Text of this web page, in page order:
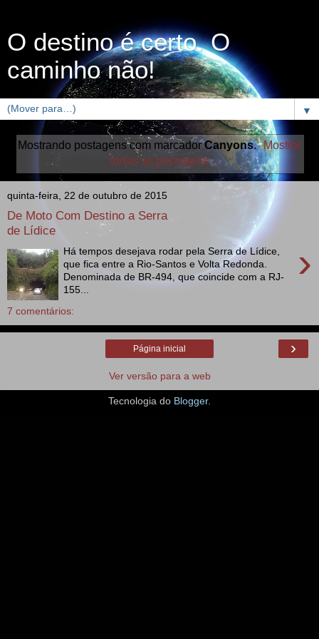
O destino é certo. O
caminho não!
▼
Mostrando postagens com marcadorCanyons. Mostrar
todas as postagens
quinta-feira, 22 de outubro de 2015
De Moto Com Destino a Serra
de Lídice
›
Há tempos desejava rodar pela Serra de Lídice,
que fica entre a Rio-Santos e Volta Redonda.
Denominada de BR-494, que coincide com a RJ-
155...
7 comentários:
›
Página inicial
Ver versão para a web
Tecnologia do Blogger.